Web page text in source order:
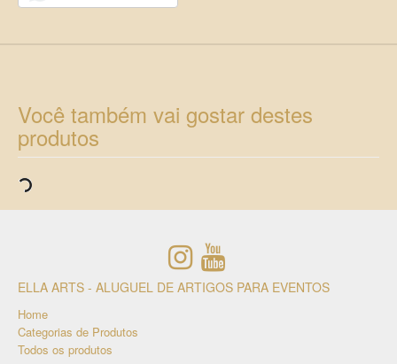
Você também vai gostar destes
produtos
ELLA ARTS - ALUGUEL DE ARTIGOS PARA EVENTOS
Home
Categorias de Produtos
Todos os produtos